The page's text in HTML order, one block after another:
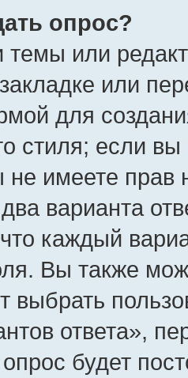
опрос?
темы или
или
для
стиля; если
имеете прав
варианта
каждый
Вы также
выбрать
ответа»,
опрос будет